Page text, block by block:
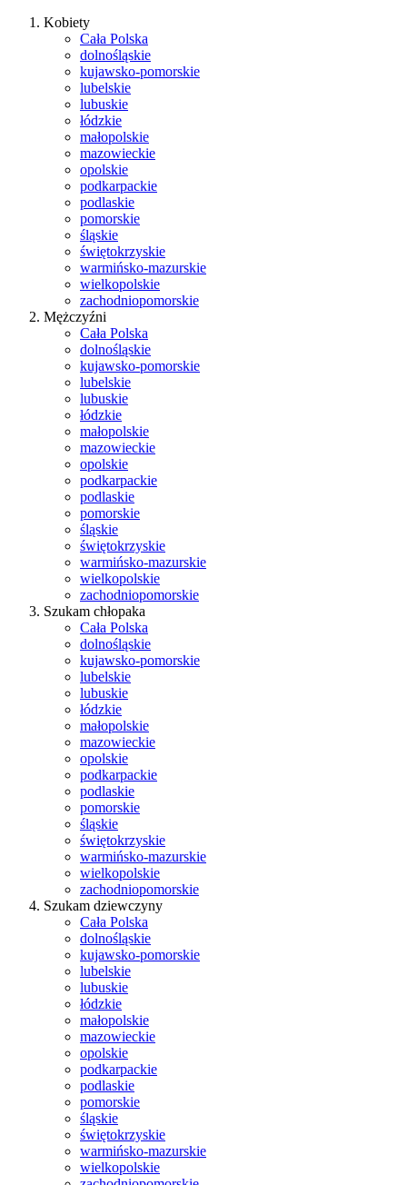
Kobiety
Cała Polska
dolnośląskie
kujawsko-pomorskie
lubelskie
lubuskie
łódzkie
małopolskie
mazowieckie
opolskie
podkarpackie
podlaskie
pomorskie
śląskie
świętokrzyskie
warmińsko-mazurskie
wielkopolskie
zachodniopomorskie
Mężczyźni
Cała Polska
dolnośląskie
kujawsko-pomorskie
lubelskie
lubuskie
łódzkie
małopolskie
mazowieckie
opolskie
podkarpackie
podlaskie
pomorskie
śląskie
świętokrzyskie
warmińsko-mazurskie
wielkopolskie
zachodniopomorskie
Szukam chłopaka
Cała Polska
dolnośląskie
kujawsko-pomorskie
lubelskie
lubuskie
łódzkie
małopolskie
mazowieckie
opolskie
podkarpackie
podlaskie
pomorskie
śląskie
świętokrzyskie
warmińsko-mazurskie
wielkopolskie
zachodniopomorskie
Szukam dziewczyny
Cała Polska
dolnośląskie
kujawsko-pomorskie
lubelskie
lubuskie
łódzkie
małopolskie
mazowieckie
opolskie
podkarpackie
podlaskie
pomorskie
śląskie
świętokrzyskie
warmińsko-mazurskie
wielkopolskie